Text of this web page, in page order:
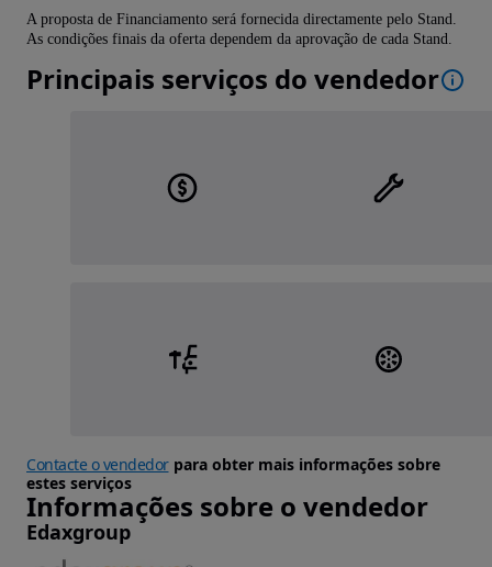
A proposta de Financiamento será fornecida directamente pelo Stand.
As condições finais da oferta dependem da aprovação de cada Stand.
Principais serviços do vendedor
Contacte o vendedorpara obter mais informações sobre
estes serviços
Informações sobre o vendedor
Edaxgroup